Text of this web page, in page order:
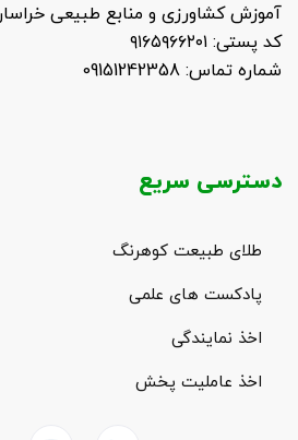
آموزش کشاورزی و منابع طبیعی
کد پستی: ۹۱۶۵۹۶۶۲۰۱
شماره تماس: 09151242358
دسترسی سریع
طلای طبیعت کوهرنگ
پادکست های علمی
اخذ نمایندگی
اخذ عاملیت پخش